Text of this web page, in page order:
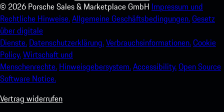
© 2026 Porsche Sales & Marketplace GmbH Impressum und
Rechtliche Hinweise.Allgemeine Geschäftsbedingungen.Gesetz
über digitale
Dienste. Datenschutzerklärung.Verbrauchsinformationen.Cookie
Policy.Wirtschaft und
Menschenrechte. Hinweisgebersystem.Accessibility.Open Source
Software Notice.
Vertrag widerrufen